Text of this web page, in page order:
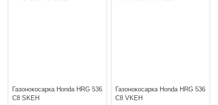
Газонокосарка Honda HRG 536
C8 SKEH
Газонокосарка Honda HRG 536
C8 VKEH